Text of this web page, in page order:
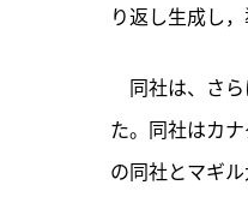
り返し生成し
同社は、さら
た。同社はカ
の同社とマギ